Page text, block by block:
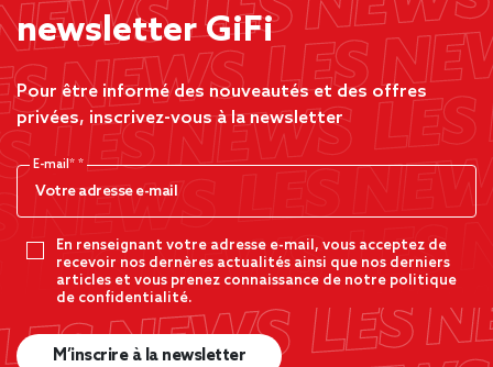
newsletter GiFi
Pour être informé des nouveautés et des offres
privées, inscrivez-vous à la newsletter
E-mail*
En renseignant votre adresse e-mail, vous acceptez de
recevoir nos dernères actualités ainsi que nos derniers
articles et vous prenez connaissance de notre politique
de confidentialité.
M’inscrire à la newsletter